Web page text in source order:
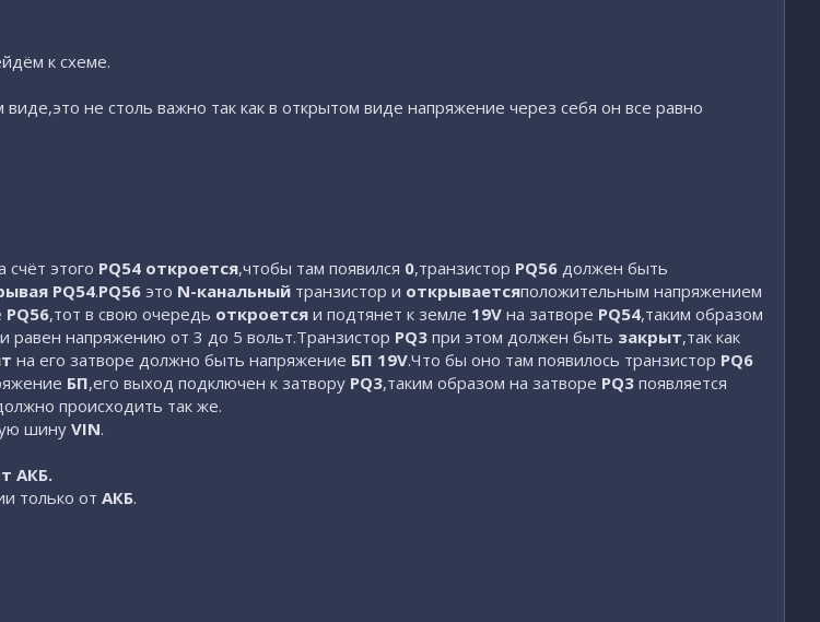
к схеме.
не столь важно так как в открытом виде напряжение через себя он все равно
счёт этого PQ54 откроется,чтобы там появился 0,транзистор PQ56 должен быть
PQ54.PQ56 это N-канальный транзистор и открываетсяположительным напряжением
PQ56,тот в свою очередь откроется и подтянет к земле 19V на затворе PQ54,таким образом
и равен напряжению от 3 до 5 вольт.Транзистор PQ3 при этом должен быть закрыт,так как
на его затворе должно быть напряжение БП 19V.Что бы оно там появилось транзистор PQ6
БП,его выход подключен к затвору PQ3,таким образом на затворе PQ3 появляется
происходить так же.
шину VIN.
АКБ.
только от АКБ.